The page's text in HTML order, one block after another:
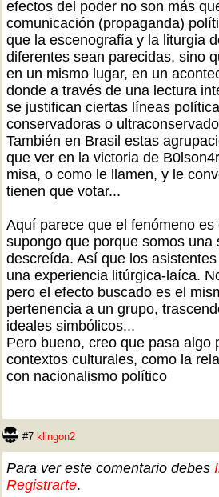
efectos del poder no son más
comunicación (propaganda)
que la escenografía y la liturgia
diferentes sean parecidas, sino
en un mismo lugar, en un
donde a través de una lectura
se justifican ciertas líneas
conservadoras o
También en Brasil estas
que ver en la victoria de
misa, o como le llamen, y le
tienen que votar...
Aquí parece que el fenómeno es
supongo que porque somos una
descreída. Así que los
una experiencia litúrgica-laíca.
pero el efecto buscado es el
pertenencia a un grupo,
ideales simbólicos...
Pero bueno, creo que pasa algo
contextos culturales, como la
con nacionalismo político
#7 klingon2
Para ver este comentario debes
Registrarte.